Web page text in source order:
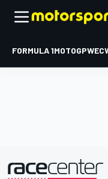
FORMULA 1MOTOGPWEC